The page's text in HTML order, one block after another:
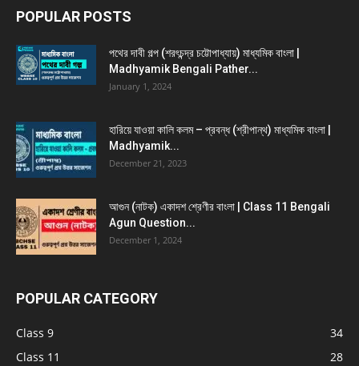
POPULAR POSTS
পথের দাবী গল্প (শরৎচন্দ্র চট্টোপাধ্যায়) মাধ্যমিক বাংলা |
Madhyamik Bengali Pather...
January 1, 2024
হারিয়ে যাওয়া কালি কলম – প্রবন্ধ (শ্রীপান্থ) মাধ্যমিক বাংলা |
Madhyamik...
December 21, 2023
আগুন (নাটক) একাদশ শ্রেণীর বাংলা | Class 11 Bengali
Agun Question...
December 1, 2024
POPULAR CATEGORY
Class 9
34
Class 11
28